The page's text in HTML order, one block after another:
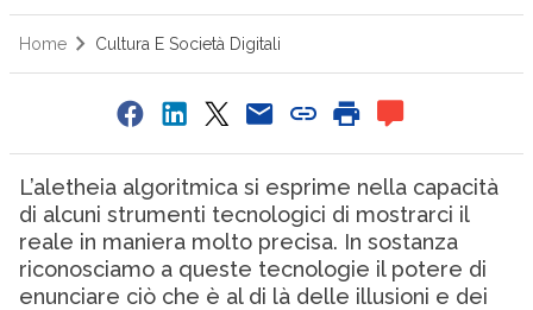
Home Cultura E Società Digitali
L’aletheia algoritmica si esprime nella capacità
di alcuni strumenti tecnologici di mostrarci il
reale in maniera molto precisa. In sostanza
riconosciamo a queste tecnologie il potere di
enunciare ciò che è al di là delle illusioni e dei